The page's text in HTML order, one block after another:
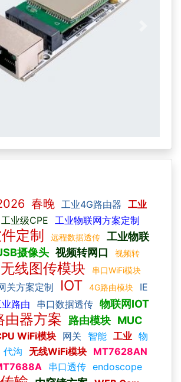
春晚 工业4G路由器
工业
工业级CPE
工业物联网方案定制
定制 远程数据透传
工业物联
摄像头 视频转网口
视频转
无线图传模块 串口WiFi模块
关方案定制 IOT 4G路由模块 IE
路由 串口数据透传 物联网IOT
由器方案 路由模块 MUC
WiFi模块 网关 智能 工业 物
代沟 无线WiFi模块 MT7628AN
串口透传 endoscope